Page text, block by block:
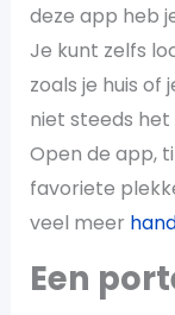
deze app heb
Je kunt zelfs
zoals je huis
niet steeds
Open de app,
favoriete
veel meer
Een